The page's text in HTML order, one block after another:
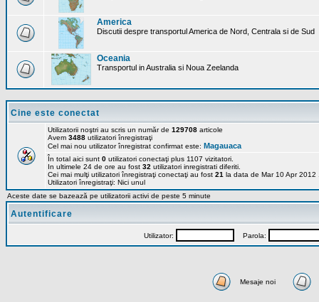
America
Discutii despre transportul America de Nord, Centrala si de Sud
Oceania
Transportul in Australia si Noua Zeelanda
Cine este conectat
Utilizatorii noştri au scris un număr de 129708 articole
Avem 3488 utilizatori înregistraţi
Cel mai nou utilizator înregistrat confirmat este: Magauaca
În total aici sunt 0 utilizatori conectaţi plus 1107 vizitatori.
In ultimele 24 de ore au fost 32 utilizatori inregistrati diferiti.
Cei mai mulţi utilizatori înregistraţi conectaţi au fost 21 la data de Mar 10 Apr 2012
Utilizatori înregistraţi: Nici unul
Aceste date se bazează pe utilizatorii activi de peste 5 minute
Autentificare
Utilizator: Parola:
Mesaje noi